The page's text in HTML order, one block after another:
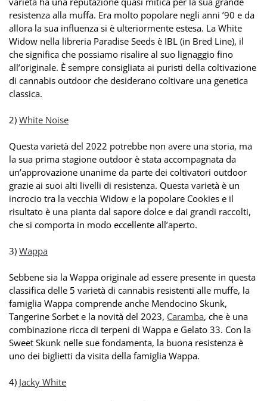
resistenza alla muffa. Era molto popolare negli anni ’90 e da
allora la sua influenza si è ulteriormente estesa. La White
Widow nella libreria Paradise Seeds è IBL (in Bred Line), il
che significa che possiamo risalire al suo lignaggio fino
all’originale. È sempre consigliata ai puristi della coltivazione
di cannabis outdoor che desiderano coltivare una genetica
classica.
2) White Noise
Questa varietà del 2022 potrebbe non avere una storia, ma
la sua prima stagione outdoor è stata accompagnata da
un’approvazione unanime da parte dei coltivatori outdoor
grazie ai suoi alti livelli di resistenza. Questa varietà è un
incrocio tra la vecchia Widow e la popolare Cookies e il
risultato è una pianta dal sapore dolce e dai grandi raccolti,
che si comporta in modo eccellente all’aperto.
3) Wappa
Sebbene sia la Wappa originale ad essere presente in questa
classifica delle 5 varietà di cannabis resistenti alle muffe, la
famiglia Wappa comprende anche Mendocino Skunk,
Tangerine Sorbet e la novità del 2023, Caramba, che è una
combinazione ricca di terpeni di Wappa e Gelato 33. Con la
Sweet Skunk nelle sue fondamenta, la buona resistenza è
uno dei biglietti da visita della famiglia Wappa.
4) Jacky White